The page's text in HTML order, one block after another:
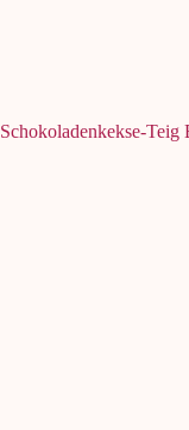
Schokoladenkekse-